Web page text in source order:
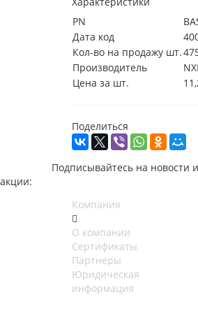
PN
Дата код
Кол-во на продажу шт.
Производитель
Цена за шт.
Поделиться
Подписывайтесь на новости и
акции:
Компания
О компании
Сертификаты
Партнеры
Юридическая
информация